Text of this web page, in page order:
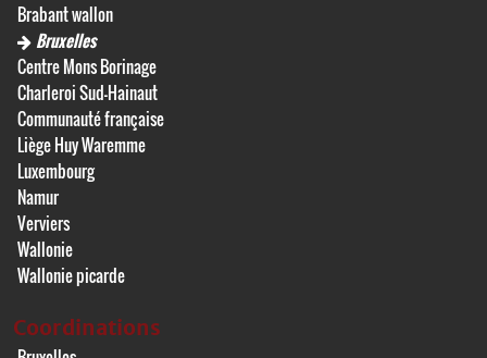
Brabant wallon
Bruxelles
Centre Mons Borinage
Charleroi Sud-Hainaut
Communauté française
Liège Huy Waremme
Luxembourg
Namur
Verviers
Wallonie
Wallonie picarde
Coordinations